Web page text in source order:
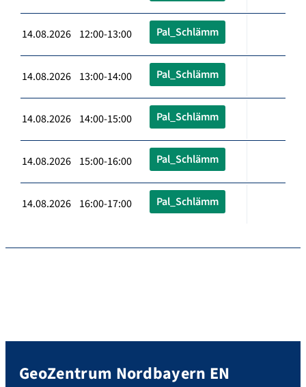
14.08.2026 12:00-13:00 Pal_Schlämm
14.08.2026 13:00-14:00 Pal_Schlämm
14.08.2026 14:00-15:00 Pal_Schlämm
14.08.2026 15:00-16:00 Pal_Schlämm
14.08.2026 16:00-17:00 Pal_Schlämm
GeoZentrum Nordbayern EN